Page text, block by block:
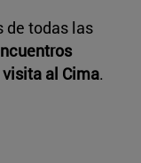
de todas las
al Cima.